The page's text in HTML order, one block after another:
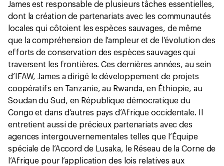
James est responsable de plusieurs tâches essentielles,
dont la création de partenariats avec les communautés
locales qui côtoient les espèces sauvages, de même
que la compréhension de l’ampleur et de l’évolution des
efforts de conservation des espèces sauvages qui
traversent les frontières. Ces dernières années, au sein
d’IFAW, James a dirigé le développement de projets
coopératifs en Tanzanie, au Rwanda, en Éthiopie, au
Soudan du Sud, en République démocratique du
Congo et dans d’autres pays d’Afrique occidentale. Il
entretient aussi de précieux partenariats avec des
agences intergouvernementales telles que l’Équipe
spéciale de l’Accord de Lusaka, le Réseau de la Corne de
l’Afrique pour l’application des lois relatives aux